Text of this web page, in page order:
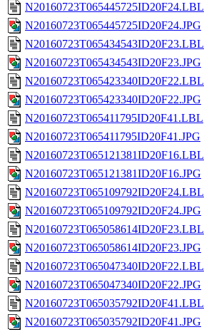
N20160723T065445725ID20F24.LBL
N20160723T065445725ID20F24.JPG
N20160723T065434543ID20F23.LBL
N20160723T065434543ID20F23.JPG
N20160723T065423340ID20F22.LBL
N20160723T065423340ID20F22.JPG
N20160723T065411795ID20F41.LBL
N20160723T065411795ID20F41.JPG
N20160723T065121381ID20F16.LBL
N20160723T065121381ID20F16.JPG
N20160723T065109792ID20F24.LBL
N20160723T065109792ID20F24.JPG
N20160723T065058614ID20F23.LBL
N20160723T065058614ID20F23.JPG
N20160723T065047340ID20F22.LBL
N20160723T065047340ID20F22.JPG
N20160723T065035792ID20F41.LBL
N20160723T065035792ID20F41.JPG